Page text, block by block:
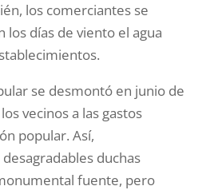
los comerciantes se
los días de viento el agua
se desmontó en junio de
vecinos a las gastos
popular. Así,
duchas
fuente, pero